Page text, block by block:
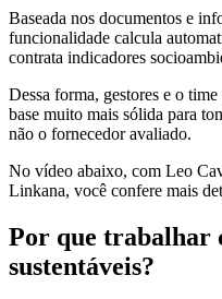
Baseada nos documentos e
funcionalidade calcula
contrata indicadores
Dessa forma, gestores e o
base muito mais sólida para
não o fornecedor avaliado.
No vídeo abaixo, com Leo
Linkana, você confere mais
Por que trabalhar
sustentáveis?